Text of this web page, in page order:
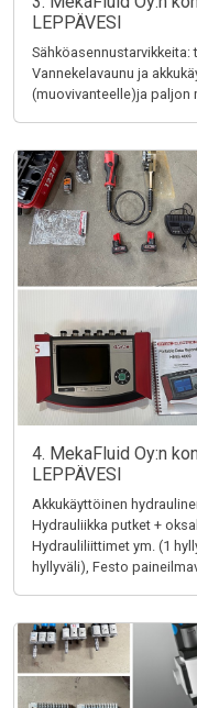
LEPPÄVESI
Vannekelavaunu ja
(muovivanteelle)ja paljon
4. MekaFluid Oy:n
LEPPÄVESI
Akkukäyttöinen
Hydrauliikka putket +
Hydrauliliittimet ym. (1
hyllyväli), Festo